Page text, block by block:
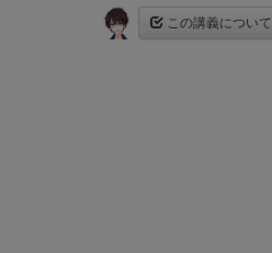
この講義について